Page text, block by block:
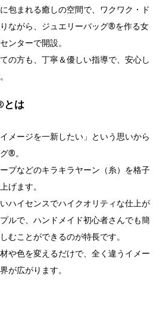
包まれる癒しの空間で、ワクワク・ド
ながら、ジュエリーバッグ®️を作る女
ンターで開設。
の方も、丁寧＆優しい指導で、安心し
とは
メージを一新したい」という思いから
®️。
プなどのキラキラヤーン（糸）を格子
げます。
ハイセンスでハイクオリティな仕上が
ルで、ハンドメイド初心者さんでも簡
むことができるのが特長です。
や色を変えるだけで、全く違うイメー
が広がります。